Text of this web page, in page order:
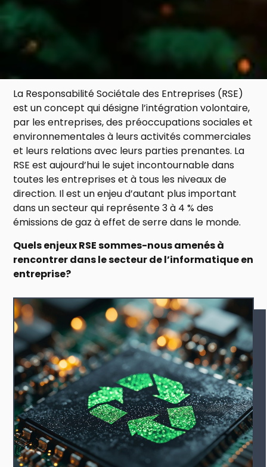
La Responsabilité Sociétale des Entreprises (RSE)
est unconcept qui désigne l’intégrationvolontaire,
par les entreprises, des préoccupations sociales et
environnementales à leurs activitéscommerciales
et leurs relations avec leurs parties prenantes. La
RSE est aujourd’hui le sujet incontournable dans
toutes les entreprises et à tous les niveaux de
direction. Il est un enjeu d’autant plus important
dans un secteur qui représente 3 à 4 % des
émissions de gaz à effet de serre dans le monde.
Quels enjeux RSE sommes-nous amenés à
rencontrer dans le secteur de l’informatique en
entreprise?